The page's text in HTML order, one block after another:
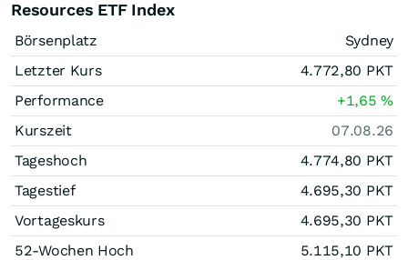
Resources ETF Index
Börsenplatz
Sydney
Letzter Kurs
4.772,80 PKT
Performance
+1,65%
Kurszeit
07.08.26
Tageshoch
4.774,80 PKT
Tagestief
4.695,30 PKT
Vortageskurs
4.695,30 PKT
52-Wochen Hoch
5.115,10 PKT